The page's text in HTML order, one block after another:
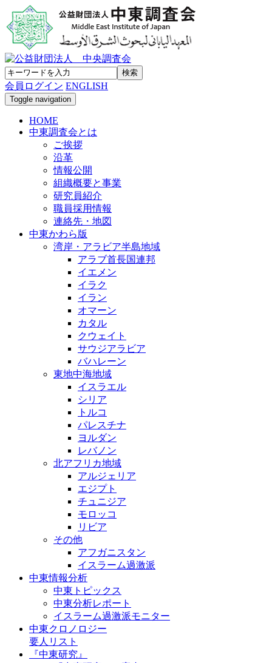
会員ログイン ENGLISH
Toggle navigation
HOME
中東調査会とは
ご挨拶
沿革
情報公開
組織概要と事業
研究員紹介
職員採用情報
連絡先・地図
中東かわら版
湾岸・アラビア半島地域
アラブ首長国連邦
イエメン
イラク
イラン
オマーン
カタル
クウェイト
サウジアラビア
バハレーン
東地中海地域
イスラエル
シリア
トルコ
パレスチナ
ヨルダン
レバノン
北アフリカ地域
アルジェリア
エジプト
チュニジア
モロッコ
リビア
その他
アフガニスタン
イスラーム過激派
中東情報分析
中東トピックス
中東分析レポート
イスラーム過激派モニター
中東クロノロジー
要人リスト
『中東研究』